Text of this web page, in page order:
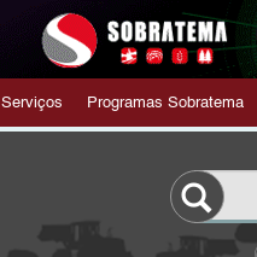
Serviços Programas Sobratema